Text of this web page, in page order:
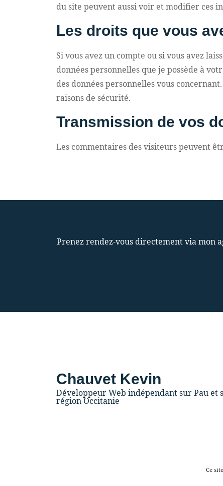
du site peuvent aussi voir et modifier ces
Les droits que vous
Si vous avez un compte ou si vous avez
données personnelles que je possède à
des données personnelles vous
raisons de sécurité.
Transmission de vos
Les commentaires des visiteurs peuvent
Prenez rendez-vous directement via mon
Chauvet Kevin
Développeur Web indépendant sur Pau et
région Occitanie
Ce